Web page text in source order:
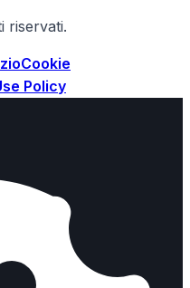
riservati.
Cookie
Policy